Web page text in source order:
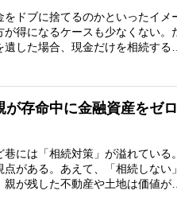
ドブに捨てるのかといったイメ
得になるケースも少なくない。
した場合、現金だけを相続するこ
存命中に金融資産をゼ
には「相続対策」が溢れている。
がある。あえて、「相続しない」
が残した不動産や土地は価値がな